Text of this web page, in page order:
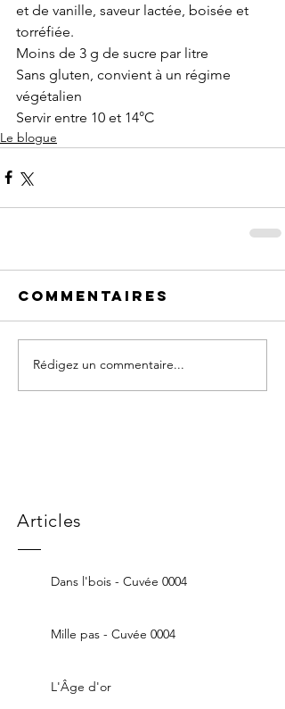
et de vanille, saveur lactée, boisée et
torréfiée.
Moins de 3 g de sucre par litre
Sans gluten, convient à un régime
végétalien
Servir entre 10 et 14°C
Le blogue
Commentaires
Rédigez un commentaire...
Articles
Dans l'bois - Cuvée 0004
Mille pas - Cuvée 0004
L'Âge d'or